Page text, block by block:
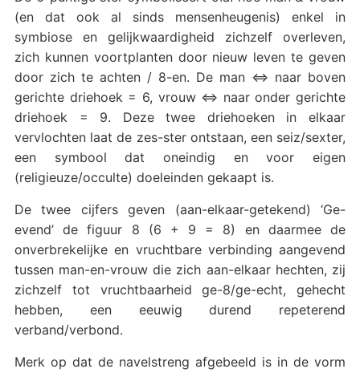
(en dat ook al sinds mensenheugenis) enkel in
symbiose en gelijkwaardigheid zichzelf overleven,
zich kunnen voortplanten door nieuw leven te geven
door zich te achten / 8-en. De man <=> naar boven
gerichte driehoek = 6, vrouw <=> naar onder gerichte
driehoek = 9. Deze twee driehoeken in elkaar
vervlochten laat de zes-ster ontstaan, een seiz/sexter,
een symbool dat oneindig en voor eigen
(religieuze/occulte) doeleinden gekaapt is.
De twee cijfers geven (aan-elkaar-getekend) ‘Ge-
evend’ de figuur 8 (6 + 9 = 8) en daarmee de
onverbrekelijke en vruchtbare verbinding aangevend
tussen man-en-vrouw die zich aan-elkaar hechten, zij
zichzelf tot vruchtbaarheid ge-8/ge-echt, gehecht
hebben, een eeuwig durend repeterend
verband/verbond.
Merk op dat de navelstreng afgebeeld is in de vorm